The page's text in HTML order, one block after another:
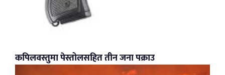
कपिलवस्तुमा पेस्तोलसहित तीन जना पक्राउ